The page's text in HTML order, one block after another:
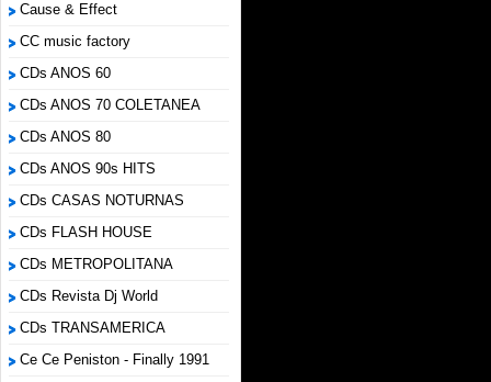
Cause & Effect
CC music factory
CDs ANOS 60
CDs ANOS 70 COLETANEA
CDs ANOS 80
CDs ANOS 90s HITS
CDs CASAS NOTURNAS
CDs FLASH HOUSE
CDs METROPOLITANA
CDs Revista Dj World
CDs TRANSAMERICA
Ce Ce Peniston - Finally 1991